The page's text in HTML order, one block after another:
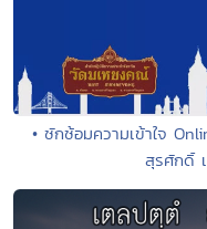
• ซักซ้อมความเข้าใจ
สุรศักดิ์